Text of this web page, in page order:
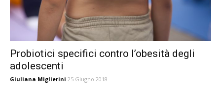
Probiotici specifici contro l’obesità degli
adolescenti
Giuliana Miglierini 25 Giugno 2018